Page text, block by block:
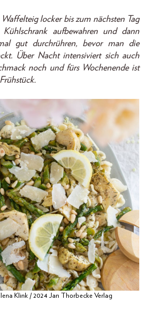
locker bis zum nächsten Tag
aufbewahren und dann
gut durchrühren, bevor man die
Über Nacht intensiviert sich auch
noch und fürs Wochenende ist
Klink / 2024 Jan Thorbecke Verlag